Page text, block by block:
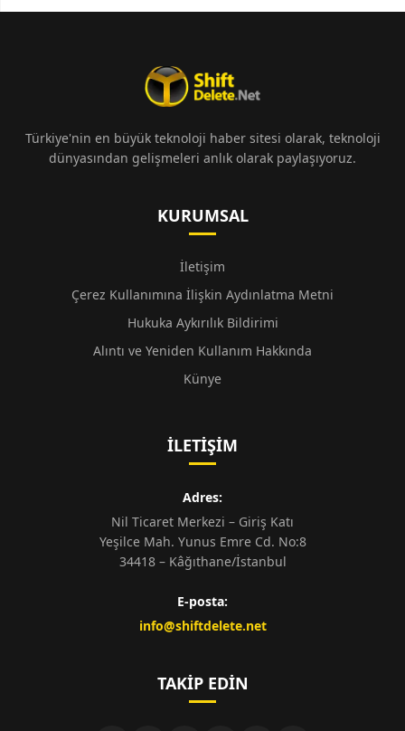
Türkiye'nin en büyük teknoloji haber sitesi olarak, teknoloji
dünyasından gelişmeleri anlık olarak paylaşıyoruz.
KURUMSAL
İletişim
Çerez Kullanımına İlişkin Aydınlatma Metni
Hukuka Aykırılık Bildirimi
Alıntı ve Yeniden Kullanım Hakkında
Künye
İLETIŞIM
Adres:
Nil Ticaret Merkezi – Giriş Katı
Yeşilce Mah. Yunus Emre Cd. No:8
34418 – Kâğıthane/İstanbul
E-posta:
info@shiftdelete.net
TAKIP EDIN